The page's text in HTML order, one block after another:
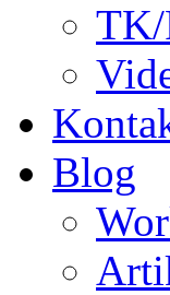
TK/
Blog